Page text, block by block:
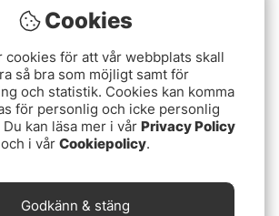
Slutsåld
Cookies
cookies för att vår webbplats skall
så bra som möjligt samt för
och statistik. Cookies kan komma
för personlig och icke personlig
kan läsa mer i vår Privacy Policy
och i vår Cookiepolicy.
Godkänn & stäng